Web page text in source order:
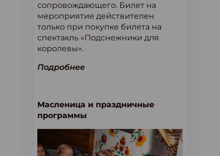
сопровождающего. Билет на
мероприятие действителен
только при покупке билета на
спектакль «Подснежники для
королевы».
Подробнее
Масленица и праздничные
программы